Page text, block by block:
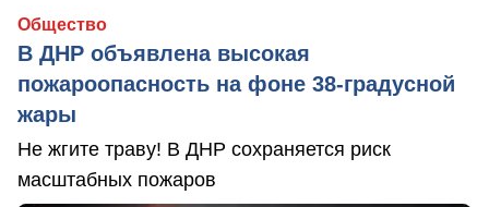
Общество
В ДНР объявлена высокая
пожароопасность на фоне 38-градусной
жары
Не жгите траву! В ДНР сохраняется риск
масштабных пожаров